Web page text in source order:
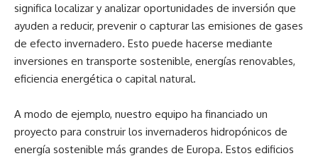
significa localizar y analizar oportunidades de inversión que
ayuden a reducir, prevenir o capturar las emisiones de gases
de efecto invernadero. Esto puede hacerse mediante
inversiones en transporte sostenible, energías renovables,
eficiencia energética o capital natural.
A modo de ejemplo, nuestro equipo ha financiado un
proyecto para construir los invernaderos hidropónicos de
energía sostenible más grandes de Europa. Estos edificios